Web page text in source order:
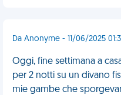
Da Anonyme - 11/06/2025
Oggi, fine settimana a
per 2 notti su un divano
mie gambe che